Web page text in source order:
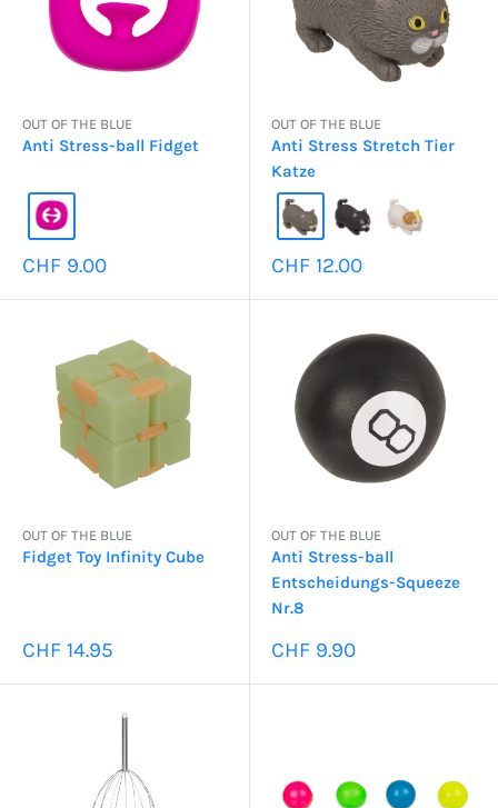
OUT OF THE BLUE
Anti Stress-ball Fidget
Sonderpreis
CHF 9.00
OUT OF THE BLUE
Anti Stress Stretch Tier
Katze
Sonderpreis
CHF 12.00
OUT OF THE BLUE
Fidget Toy Infinity Cube
Sonderpreis
CHF 14.95
OUT OF THE BLUE
Anti Stress-ball
Entscheidungs-Squeeze
Nr.8
Sonderpreis
CHF 9.90